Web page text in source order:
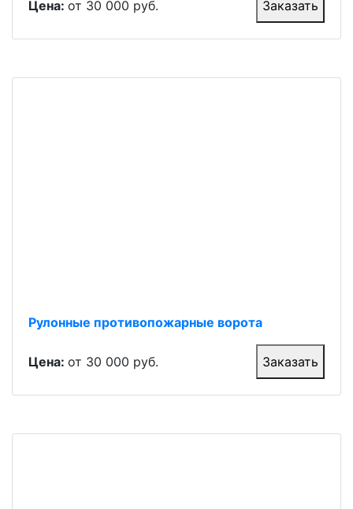
Цена: от 30 000 руб. Заказать
Рулонные противопожарные ворота
Цена: от 30 000 руб. Заказать